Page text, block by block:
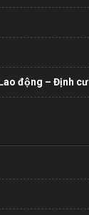
động – Định cư